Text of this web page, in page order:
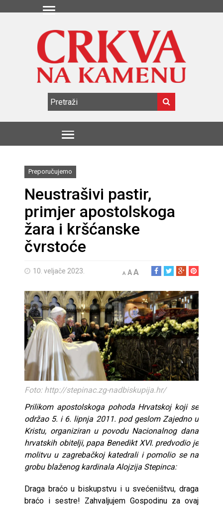
Preporučujemo
Neustrašivi pastir,
primjer apostolskoga
žara i kršćanske
čvrstoće
10. veljače 2023. A AA
Foto: http://stepinac.zg-nadbiskupija.hr/
Prilikom apostolskoga pohoda Hrvatskoj koji se
održao 5. i 6. lipnja 2011. pod geslom Zajedno u
Kristu, organiziran u povodu Nacionalnog dana
hrvatskih obitelji, papa Benedikt XVI. predvodio je
molitvu u zagrebačkoj katedrali i pomolio se na
grobu blaženog kardinala Alojzija Stepinca:
Draga braćo u biskupstvu i u svećeništvu, draga
braćo i sestre! Zahvaljujem Gospodinu za ovaj